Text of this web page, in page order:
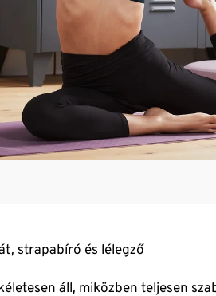
strapabíró és lélegző
áll, miközben teljesen